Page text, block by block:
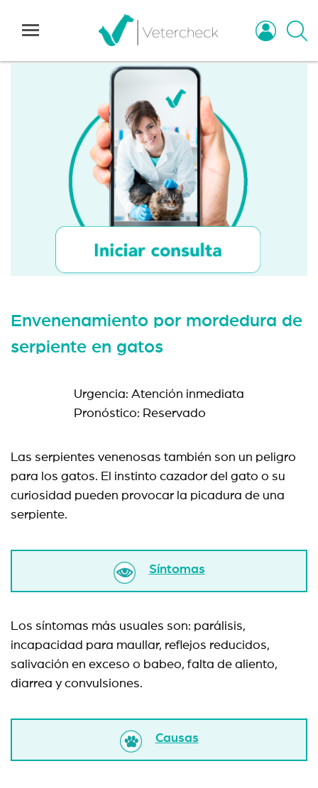
Envenenamiento por mordedura de
serpiente en gatos
Urgencia: Atención inmediata
Pronóstico: Reservado
Las serpientes venenosas también son un peligro
para los gatos. El instinto cazador del gato o su
curiosidad pueden provocar la picadura de una
serpiente.
Síntomas
Los síntomas más usuales son: parálisis,
incapacidad para maullar, reflejos reducidos,
salivación en exceso o babeo, falta de aliento,
diarrea y convulsiones.
Causas